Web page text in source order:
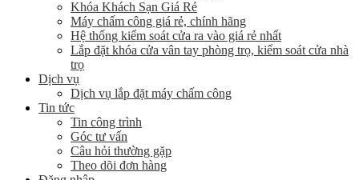
Khóa Khách Sạn Giá Rẻ
Máy chấm công giá rẻ, chính hãng
Hệ thống kiểm soát cửa ra vào giá rẻ nhất
Lắp đặt khóa cửa vân tay phòng trọ, kiểm soát cửa nhà
trọ
Dịch vụ
Dịch vụ lắp đặt máy chấm công
Tin tức
Tin công trình
Góc tư vấn
Câu hỏi thường gặp
Theo dõi đơn hàng